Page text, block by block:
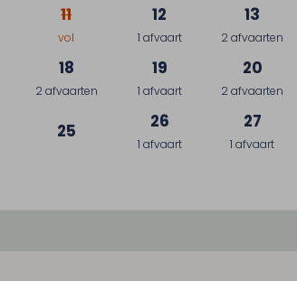
11
vol
12
1 afvaart
13
2 afvaarten
18
2 afvaarten
19
1 afvaart
20
2 afvaarten
25 26
1 afvaart
27
1 afvaart